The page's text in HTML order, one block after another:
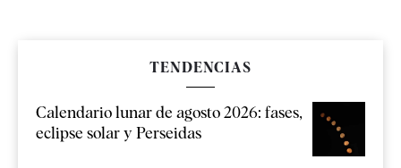
TENDENCIAS
Calendario lunar de agosto 2026: fases,
eclipse solar y Perseidas